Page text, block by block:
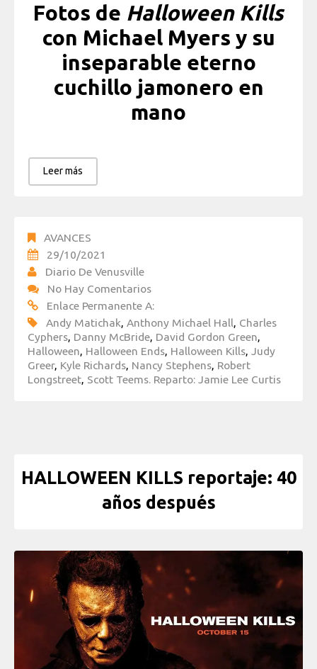
Fotos de Halloween Kills
con Michael Myers y su
inseparable eterno
cuchillo jamonero en
mano
Leer más
AVANCES
29/10/2021
Diario De Venusville
No Hay Comentarios
Enlace Permanente A:
Andy Matichak, Anthony Michael Hall, Charles
Cyphers, Danny McBride, David Gordon Green,
Halloween, Halloween Ends, Halloween Kills, Judy
Greer, Kyle Richards, Nancy Stephens, Robert
Longstreet, Scott Teems. Reparto: Jamie Lee Curtis
HALLOWEEN KILLS reportaje: 40
años después